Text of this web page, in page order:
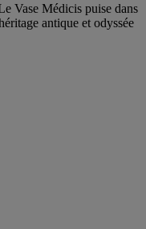
Vase Médicis puise dans
antique et odyssée